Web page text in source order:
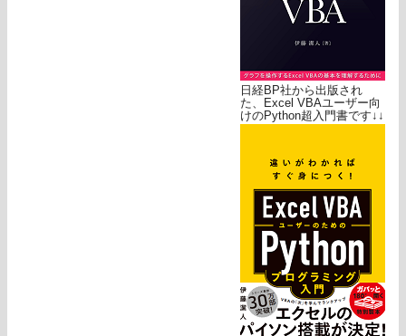
日経BP社から出版され
た、Excel VBAユーザー向
けのPython超入門書です↓↓